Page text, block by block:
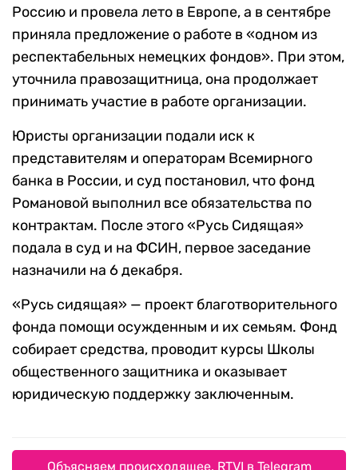
Россию и провела лето в Европе, а в сентябре
приняла предложение о работе в «одном из
респектабельных немецких фондов». При этом,
уточнила правозащитница, она продолжает
принимать участие в работе организации.
Юристы организации подали иск к
представителям и операторам Всемирного
банка в России, и суд постановил, что фонд
Романовой выполнил все обязательства по
контрактам. После этого «Русь Сидящая»
подала в суд и на ФСИН, первое заседание
назначили на 6 декабря.
«Русь сидящая» — проект благотворительного
фонда помощи осужденным и их семьям. Фонд
собирает средства, проводит курсы Школы
общественного защитника и оказывает
юридическую поддержку заключенным.
Объясняем происходящее. RTVI в Telegram